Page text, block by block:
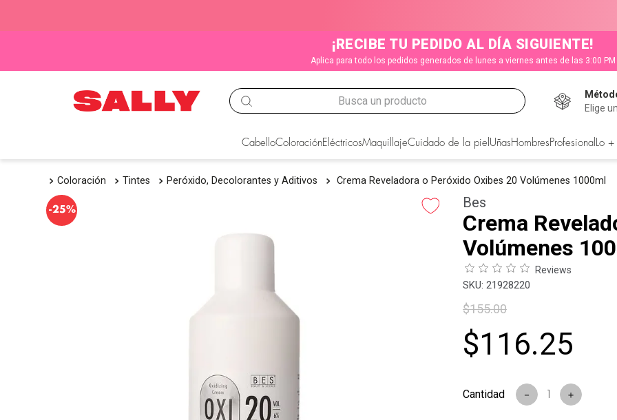
¡RECIBE TU PEDIDO AL DÍA SIGUIENTE!
Aplica para todo los pedidos generados de lunes a viernes antes de las 3:00 PM
Busca un producto
Elige
CabelloColoraciónEléctricosMaquillajeCuidado de la piel Uñas Hombres Profesional Lo
Coloración Tintes Peróxido, Decolorantes y Aditivos Crema Reveladora o Peróxido Oxibes 20 Volúmenes 1000ml
-25% Bes
Crema
Volúmenes
Reviews
: 21928220
$155.00
$116.25
＋
－
TÉRMINOS MÁS BUSCADOS
2 . igora
7 protectores termicos
10. centella